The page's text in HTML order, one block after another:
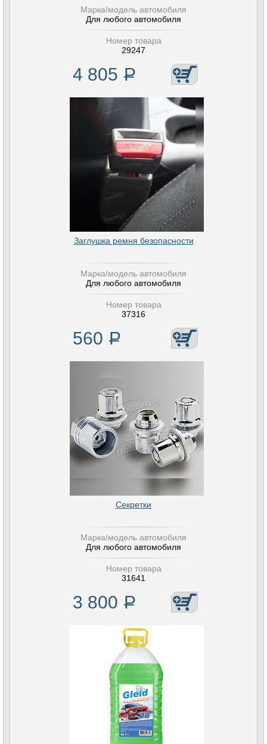
Марка/модель автомобиля
Для любого автомобиля
Номер товара
29247
4 805 Р
Заглушка ремня безопасности
Марка/модель автомобиля
Для любого автомобиля
Номер товара
37316
560 Р
Секретки
Марка/модель автомобиля
Для любого автомобиля
Номер товара
31641
3 800 Р